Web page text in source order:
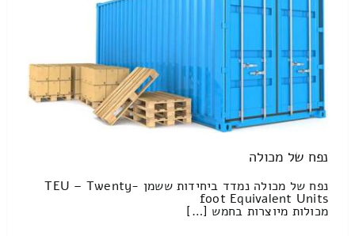
נפח של מכולה
נפח של מכולה נמדד ביחידות ששמן TEU – Twenty-
foot Equivalent Units
מכולות מיוצרות בחמש […]